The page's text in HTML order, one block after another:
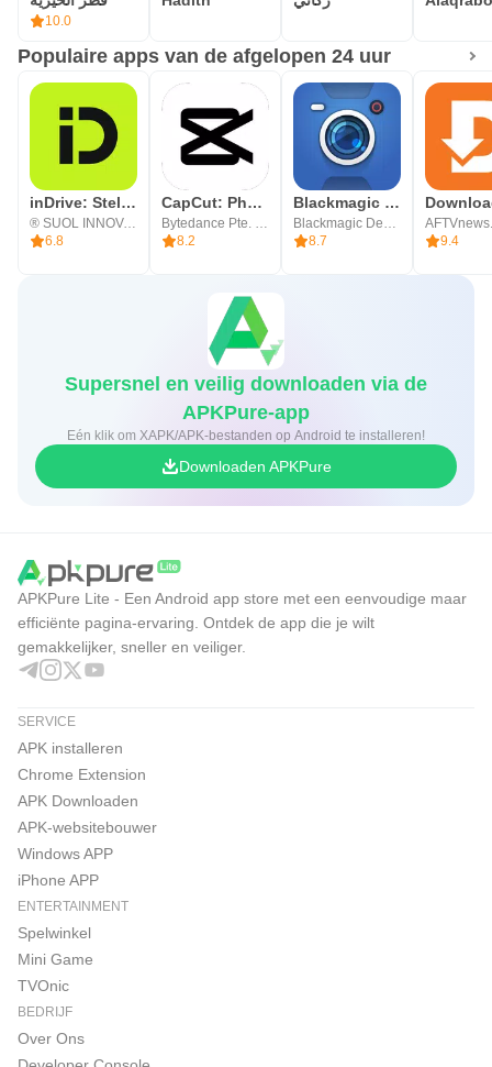
10.0
Populaire apps van de afgelopen 24 uur
inDrive: Stel je tarief voor
® SUOL INNOVATIONS LTD
6.8
CapCut: Photo & Video Editor
8.2
Blackmagic Camera
8.7
9.4
Supersnel en veilig downloaden via de
APKPure-app
Eén klik om XAPK/APK-bestanden op Android te installeren!
Downloaden APKPure
APKPure Lite - Een Android app store met een eenvoudige maar
efficiënte pagina-ervaring. Ontdek de app die je wilt
gemakkelijker, sneller en veiliger.
SERVICE
APK installeren
Chrome Extension
APK Downloaden
APK-websitebouwer
Windows APP
iPhone APP
ENTERTAINMENT
Spelwinkel
Mini Game
TVOnic
BEDRIJF
Over Ons